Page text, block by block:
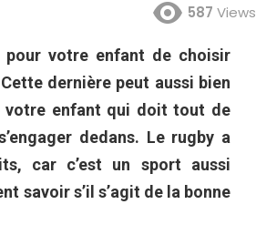
587 Views
votre enfant de choisir
dernière peut aussi bien
votre enfant qui doit tout de
dedans. Le rugby a
car c’est un sport aussi
savoir s’il s’agit de la bonne